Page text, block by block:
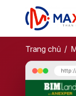
Trang chủ /